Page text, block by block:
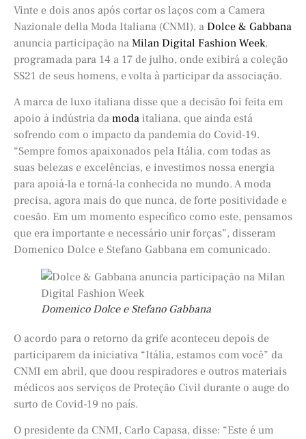
Vinte e dois anos após cortar os laços com a Camera
Nazionale della Moda Italiana (CNMI), a Dolce & Gabbana
anuncia participação na Milan Digital Fashion Week,
programada para 14 a 17 de julho, onde exibirá a coleção
SS21 de seus homens, e volta à participar da associação.
A marca de luxo italiana disse que a decisão foi feita em
apoio à indústria da moda italiana, que ainda está
sofrendo com o impacto da pandemia do Covid-19.
“Sempre fomos apaixonados pela Itália, com todas as
suas belezas e excelências, e investimos nossa energia
para apoiá-la e torná-la conhecida no mundo. A moda
precisa, agora mais do que nunca, de forte positividade e
coesão. Em um momento específico como este, pensamos
que era importante e necessário unir forças”, disseram
Domenico Dolce e Stefano Gabbana em comunicado.
Domenico Dolce e Stefano Gabbana
O acordo para o retorno da grife aconteceu depois de
participarem da iniciativa “Itália, estamos com você” da
CNMI em abril, que doou respiradores e outros materiais
médicos aos serviços de Proteção Civil durante o auge do
surto de Covid-19 no país.
O presidente da CNMI, Carlo Capasa, disse: “Este é um